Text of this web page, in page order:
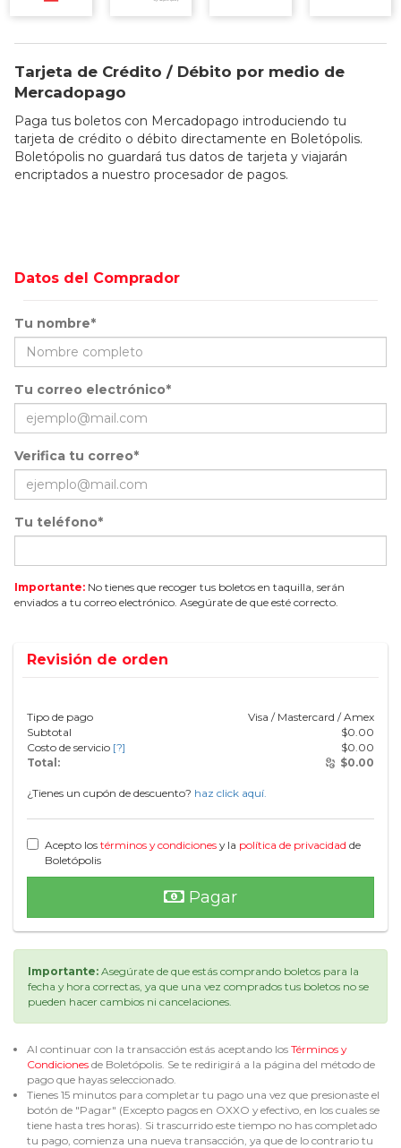
Tarjeta de Crédito / Débito por medio de
Mercadopago
Paga tus boletos con Mercadopago introduciendo tu
tarjeta de crédito o débito directamente en Boletópolis.
Boletópolis no guardará tus datos de tarjeta y viajarán
encriptados a nuestro procesador de pagos.
Datos del Comprador
Tu nombre*
Tu correo electrónico*
Verifica tu correo*
Tu teléfono*
Importante: No tienes que recoger tus boletos en taquilla, serán
enviados a tu correo electrónico. Asegúrate de que esté correcto.
Revisión de orden
Tipo de pago
Visa / Mastercard / Amex
Subtotal
$0.00
Costo de servicio [?] $0.00
Total:
$0.00
¿Tienes un cupón de descuento? haz click aquí.
Acepto los términos y condiciones y la política de privacidad de
Boletópolis
Pagar
Importante: Asegúrate de que estás comprando boletos para la
fecha y hora correctas, ya que una vez comprados tus boletos no se
pueden hacer cambios ni cancelaciones.
Al continuar con la transacción estás aceptando los Términos y
Condiciones de Boletópolis. Se te redirigirá a la página del método de
pago que hayas seleccionado.
Tienes 15 minutos para completar tu pago una vez que presionaste el
botón de "Pagar" (Excepto pagos en OXXO y efectivo, en los cuales se
tiene hasta tres horas). Si trascurrido este tiempo no has completado
tu pago, comienza una nueva transacción, ya que de lo contrario tu